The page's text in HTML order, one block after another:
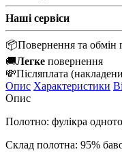
Наші сервіси
📦Повернення та обмін
🚚Легке повернення
💸Післяплата
Опис Характеристики
Опис
Полотно: фулікра
Склад полотна: 95%